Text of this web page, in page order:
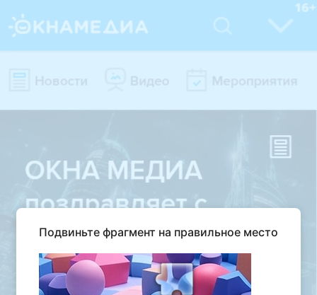
Подвиньте фрагмент на правильное место